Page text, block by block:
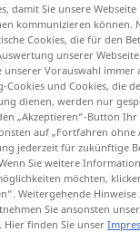
damit Sie unsere
kommunizieren können.
Cookies, die für den
unserer
Vorauswahl immer
Cookies und Cookies, die
dienen, werden nur
„Akzeptieren“-Button
auf „Fortfahren ohne
jederzeit für zukünftige
Sie weitere
möchten,
Weitergehende Hinweise
Sie ansonsten
. Hier finden Sie unser